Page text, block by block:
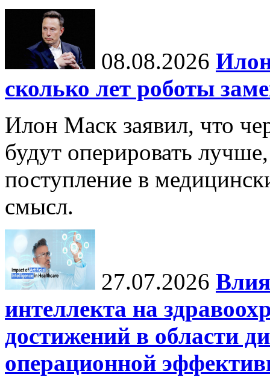
08.08.2026
сколько лет роботы
Илон Маск заявил, что
будут оперировать
поступление в
смысл.
27.07.2026
интеллекта на
достижений в области
операционной